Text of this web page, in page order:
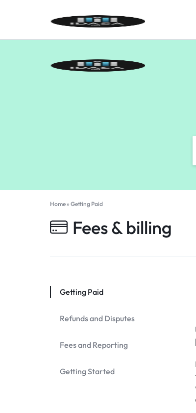
Home» Getting Paid
Fees & billing
Getting Paid
Refunds and Disputes
Fees and Reporting
Getting Started